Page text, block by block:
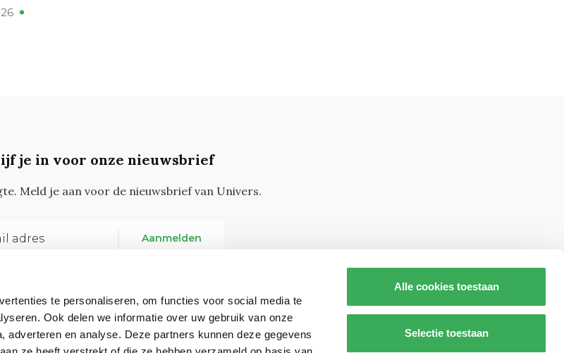
te personaliseren, om functies voor social media te
Ook delen we informatie over uw gebruik van onze
adverteren en analyse. Deze partners kunnen deze gegevens
Alle cookies toestaan
Selectie toestaan
je in voor onze nieuwsbrief
Meld je aan voor de nieuwsbrief van Univers.
Aanmelden